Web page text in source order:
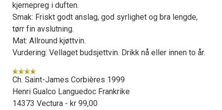
kjernepreg i duften.
Smak: Friskt godt anslag, god syrlighet og bra lengde,
tørr fin avslutning.
Mat: Allround kjøttvin.
Vurdering: Vellaget budsjettvin. Drikk nå eller innen to år.
Ch. Saint-James Corbières 1999
Henri Gualco Languedoc Frankrike
14373 Vectura - kr 99,00